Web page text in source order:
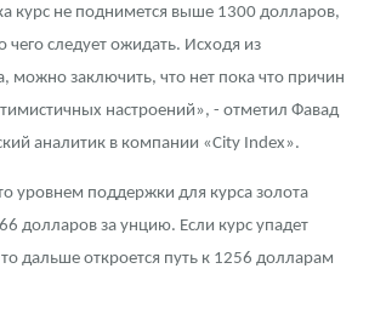
металлов
курс не поднимется выше 1300 долларов,
чего следует ожидать. Исходя из
можно заключить, что нет пока что причин
настроений», - отметил Фавад
аналитик в компании «City Index».
уровнем поддержки для курса золота
долларов за унцию. Если курс упадет
дальше откроется путь к 1256 долларам